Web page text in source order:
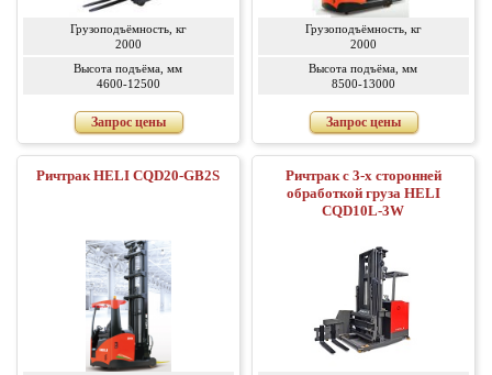
Грузоподъёмность, кг
2000
Высота подъёма, мм
4600-12500
Запрос цены
Грузоподъёмность, кг
2000
Высота подъёма, мм
8500-13000
Запрос цены
Ричтрак HELI CQD20-GB2S
Ричтрак с 3-х сторонней
обработкой груза HELI
CQD10L-3W